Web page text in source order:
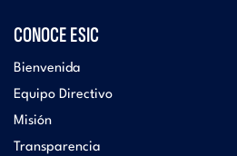
CONOCE ESIC
Bienvenida
Equipo Directivo
Misión
Transparencia